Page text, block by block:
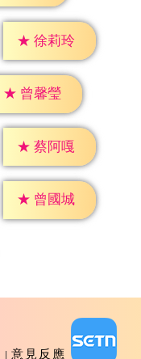
★ 徐莉玲
★ 曾馨瑩
★ 蔡阿嘎
★ 曾國城
意見反應